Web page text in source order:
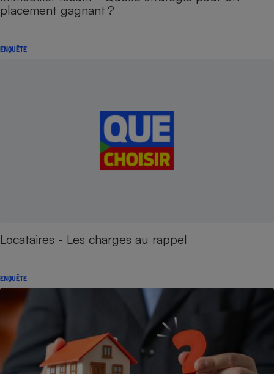
placement gagnant ?
ENQUÊTE
Locataires - Les charges au rappel
ENQUÊTE